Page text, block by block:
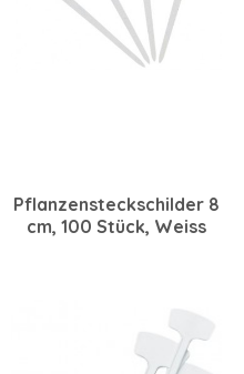
Pflanzensteckschilder 8
cm, 100 Stück, Weiss